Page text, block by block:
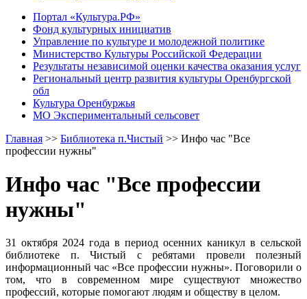
Портал «Культура.РФ»
Фонд культурных инициатив
Управление по культуре и молодежной политике
Министерство Культуры Российской Федерации
Результаты независимой оценки качества оказания услуг
Региональный центр развития культуры Оренбургской
обл
Культура Оренбуржья
МО Экспериментальный сельсовет
Главная >> Библиотека п.Чистый >> Инфо час "Все
профессии нужны"
Инфо час "Все профессии
нужны"
31 октября 2024 года в период осенних каникул в сельской
библиотеке п. Чистый с ребятами провели полезный
информационный час «Все профессии нужны». Поговорили о
том, что в современном мире существуют множество
профессий, которые помогают людям и обществу в целом.